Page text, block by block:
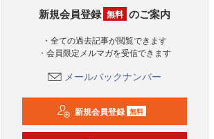
新規会員登録 無料 のご案内
・全ての過去記事が閲覧できます
・会員限定メルマガを受信できます
メールバックナンバー
新規会員登録 無料